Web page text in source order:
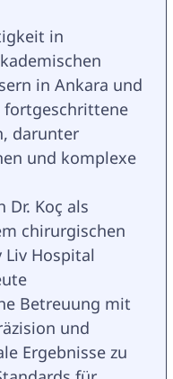
in
in Ankara und
fortgeschrittene
darunter
und komplexe
Dr. Koç als
chirurgischen
Liv Hospital
Betreuung mit
und
Ergebnisse zu